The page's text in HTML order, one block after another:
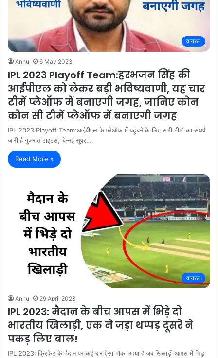
वायरल
Annu 6 May 2023
IPL 2023 Playoff Team:हरभजन सिंह की
आईपीएल को लेकर बड़ी भविष्यवाणी, यह चार
टीमें प्लेऑफ में बनाएगी जगह, जानिए कोन
कोन सी टीमें प्लेऑफ में बनाएगी जगह
IPL 2023 Playoff Team:आईपीएल के प्लेऑफ में पहुंचने के लिए सभी टीमों का संघर्ष
जारी है गुजरात टाइटंस, चेन्नई सुपर…
Read More »
वायरल
Annu 29 April 2023
IPL 2023: मैदान के बीच आपस में भिड़े दो
भारतीय खिलाड़ी, एक ने जड़ा थप्पड़ दूसरे ने
पकड़ लिए बाल!
IPL 2023: क्रिकेट के मैदान पर कई बार ऐसा मौका आया है जब खिलाड़ी आपस में भिड़